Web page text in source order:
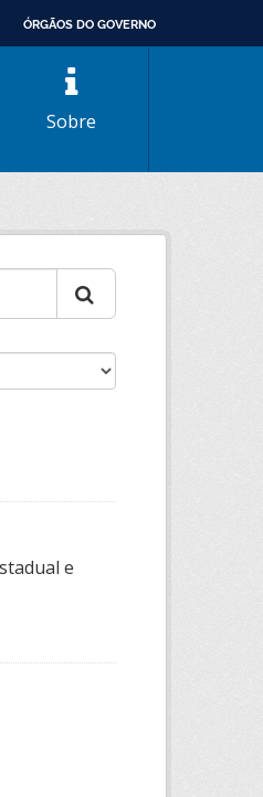
ÓRGÃOS DO GOVERNO
Sobre
e